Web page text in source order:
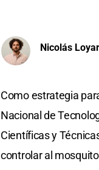
Nicolás
Como estrategia
Nacional de
Científicas y
controlar al